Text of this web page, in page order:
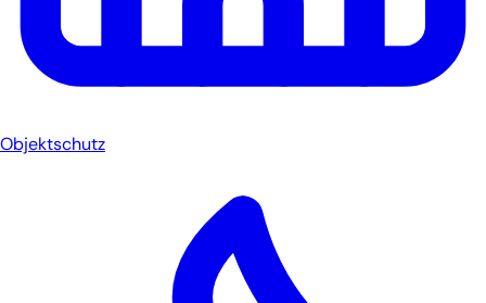
Objektschutz